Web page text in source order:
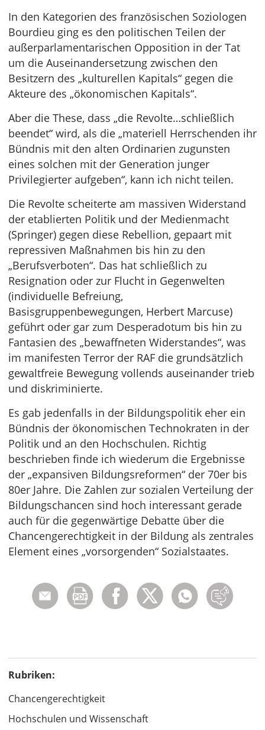
In den Kategorien des französischen Soziologen
Bourdieu ging es den politischen Teilen der
außerparlamentarischen Opposition in der Tat
um die Auseinandersetzung zwischen den
Besitzern des „kulturellen Kapitals“ gegen die
Akteure des „ökonomischen Kapitals“.
Aber die These, dass „die Revolte…schließlich
beendet“ wird, als die „materiell Herrschenden ihr
Bündnis mit den alten Ordinarien zugunsten
eines solchen mit der Generation junger
Privilegierter aufgeben“, kann ich nicht teilen.
Die Revolte scheiterte am massiven Widerstand
der etablierten Politik und der Medienmacht
(Springer) gegen diese Rebellion, gepaart mit
repressiven Maßnahmen bis hin zu den
„Berufsverboten“. Das hat schließlich zu
Resignation oder zur Flucht in Gegenwelten
(individuelle Befreiung,
Basisgruppenbewegungen, Herbert Marcuse)
geführt oder gar zum Desperadotum bis hin zu
Fantasien des „bewaffneten Widerstandes“, was
im manifesten Terror der RAF die grundsätzlich
gewaltfreie Bewegung vollends auseinander trieb
und diskriminierte.
Es gab jedenfalls in der Bildungspolitik eher ein
Bündnis der ökonomischen Technokraten in der
Politik und an den Hochschulen. Richtig
beschrieben finde ich wiederum die Ergebnisse
der „expansiven Bildungsreformen“ der 70er bis
80er Jahre. Die Zahlen zur sozialen Verteilung der
Bildungschancen sind hoch interessant gerade
auch für die gegenwärtige Debatte über die
Chancengerechtigkeit in der Bildung als zentrales
Element eines „vorsorgenden“ Sozialstaates.
Rubriken:
Chancengerechtigkeit
Hochschulen und Wissenschaft